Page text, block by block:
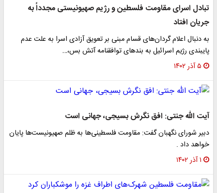
تبادل اسرای مقاومت فلسطین و رژیم صهیونیستی مجدداً به
جریان افتاد
به دنبال اعلام گردان‌های قسام مبنی بر تعویق آزادی اسرا به علت عدم
پایبندی رژیم اسرائیل به بندهای توافقنامه آتش بس،‌…
۵ آذر ۱۴۰۲
آیت الله جنتی: افق نگرش بسیجی، جهانی است
دبیر شورای نگهبان گفت: مقاومت فلسطینی‌ها به ظلم صهیونیست‌ها پایان
خواهد داد .
۱ آذر ۱۴۰۲